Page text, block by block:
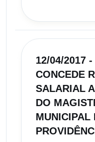
12/04/2017
CONCEDE
SALARIAL
DO
MUNICIPAL